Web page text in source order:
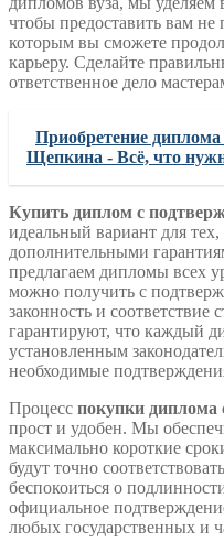
чтобы предоставить вам не
которым вы сможете
карьеру. Сделайте
ответственное дело
Приобретение
Щепкина - Всё, что
Купить диплом с
идеальный вариант для
дополнительными
предлагаем дипломы всех
можно получить с
законность и
гарантируют, что каждый
установленным
необходимые
Процесс покупки диплома
прост и удобен. Мы
максимально короткие
будут точно
беспокоиться о
официальное
любых государственных и